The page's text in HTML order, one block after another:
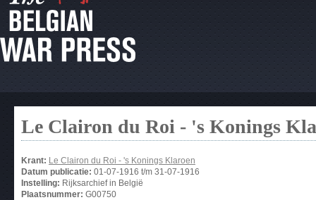
Le Clairon du Roi - 's Konings
Krant: Le Clairon du Roi - 's Konings Klaroen
Datum publicatie: 01-07-1916 t/m 31-07-1916
Instelling: Rijksarchief in België
Plaatsnummer: G00750